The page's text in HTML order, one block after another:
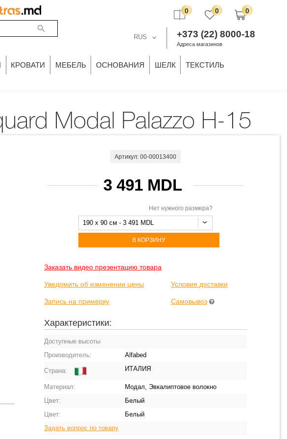
0
0
0
+373 (22) 8000-18
Адреса магазинов
RUS
КРОВАТИ МЕБЕЛЬ ОСНОВАНИЯ ШЕЛК ТЕКСТИЛЬ
Modal Palazzo H-15
Артикул: 00-00013400
3 491 MDL
Нет нужного размера?
190 x 90 см - 3 491 MDL
В КОРЗИНУ
Заказать видео презентацию товара
Уведомить об изменении цены Условия доставки
Запись на примерку Самовывоз
Характеристики:
Доступные высоты
Производитель:
Alfabed
Страна: ИТАЛИЯ
Материал:
Модал, Эвкалиптовое волокно
Цвет:
Белый
Цвет:
Белый
Задать вопрос по товару